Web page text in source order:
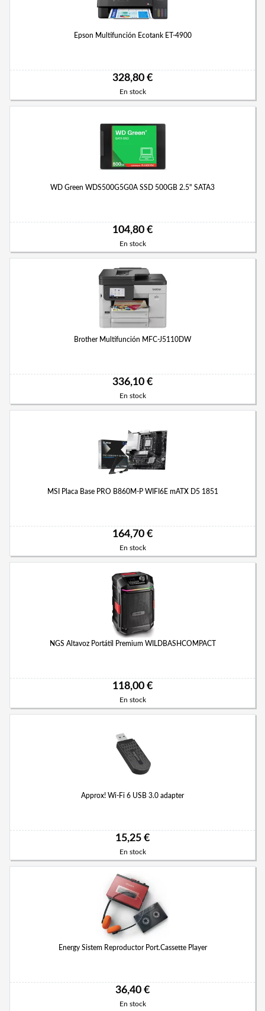
Epson Multifunción Ecotank ET-4900
328,80 €
En stock
WD Green WDS500G5G0A SSD 500GB 2.5" SATA3
104,80 €
En stock
Brother Multifunción MFC-J5110DW
336,10 €
En stock
MSI Placa Base PRO B860M-P WIFI6E mATX D5 1851
164,70 €
En stock
NGS Altavoz Portátil Premium WILDBASHCOMPACT
118,00 €
En stock
Approx! Wi-Fi 6 USB 3.0 adapter
15,25 €
En stock
Energy Sistem Reproductor Port.Cassette Player
36,40 €
En stock